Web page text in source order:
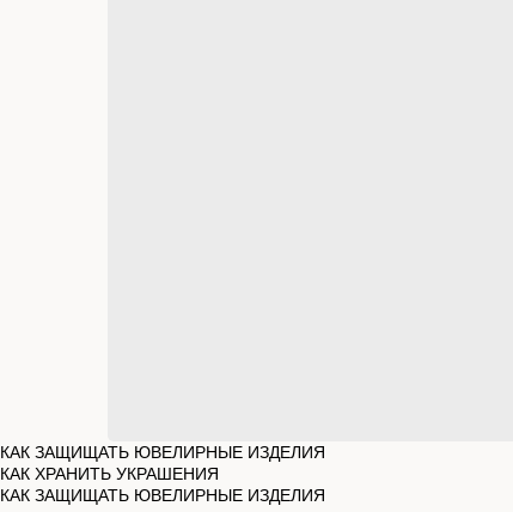
КАК ЗАЩИЩАТЬ ЮВЕЛИРНЫЕ ИЗДЕЛИЯ
КАК ХРАНИТЬ УКРАШЕНИЯ
КАК ЗАЩИЩАТЬ ЮВЕЛИРНЫЕ ИЗДЕЛИЯ